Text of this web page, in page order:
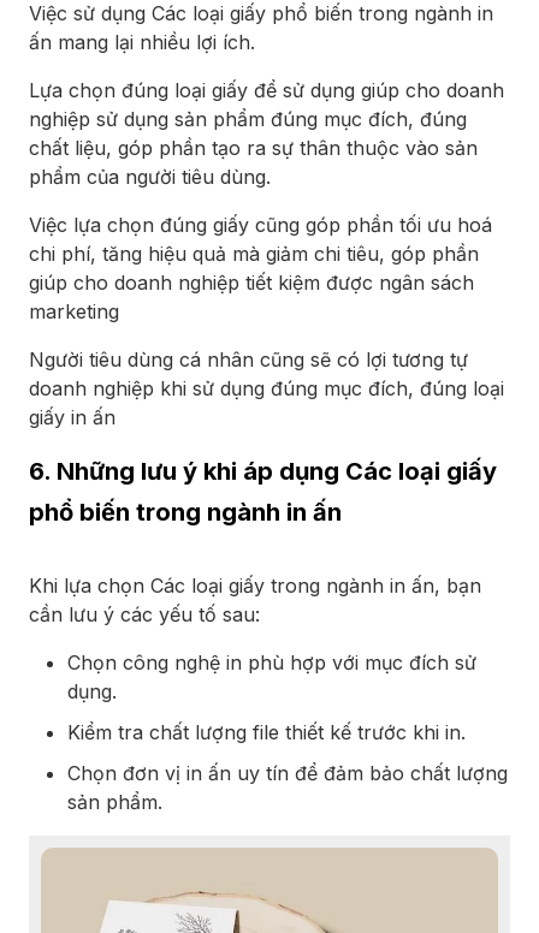
Việc sử dụng Các loại giấy phổ biến trong ngành in
ấn mang lại nhiều lợi ích.
Lựa chọn đúng loại giấy để sử dụng giúp cho doanh
nghiệp sử dụng sản phẩm đúng mục đích, đúng
chất liệu, góp phần tạo ra sự thân thuộc vào sản
phẩm của người tiêu dùng.
Việc lựa chọn đúng giấy cũng góp phần tối ưu hoá
chi phí, tăng hiệu quả mà giảm chi tiêu, góp phần
giúp cho doanh nghiệp tiết kiệm được ngân sách
marketing
Người tiêu dùng cá nhân cũng sẽ có lợi tương tự
doanh nghiệp khi sử dụng đúng mục đích, đúng loại
giấy in ấn
6. Những lưu ý khi áp dụng Các loại giấy
phổ biến trong ngành in ấn
Khi lựa chọn Các loại giấy trong ngành in ấn, bạn
cần lưu ý các yếu tố sau:
Chọn công nghệ in phù hợp với mục đích sử
dụng.
Kiểm tra chất lượng file thiết kế trước khi in.
Chọn đơn vị in ấn uy tín để đảm bảo chất lượng
sản phẩm.